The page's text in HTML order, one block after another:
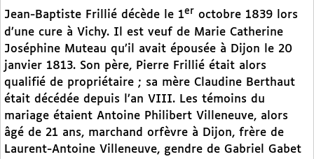
Jean-Baptiste Frillié décède le 1er octobre 1839 lors
d’une cure à Vichy. Il est veuf de Marie Catherine
Joséphine Muteau qu’il avait épousée à Dijon le 20
janvier 1813. Son père, Pierre Frillié était alors
qualifié de propriétaire ; sa mère Claudine Berthaut
était décédée depuis l’an VIII. Les témoins du
mariage étaient Antoine Philibert Villeneuve, alors
âgé de 21 ans, marchand orfèvre à Dijon, frère de
Laurent-Antoine Villeneuve, gendre de Gabriel Gabet